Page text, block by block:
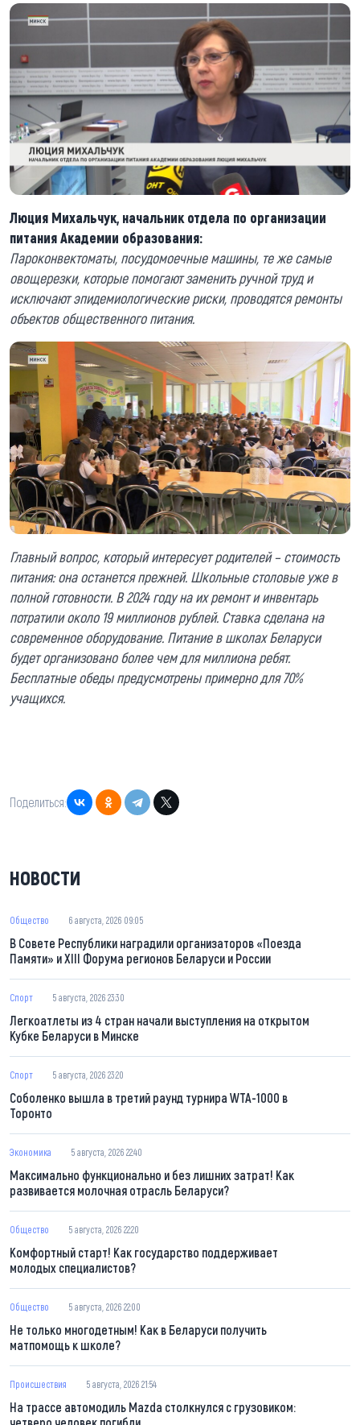
Люция Михальчук, начальник отдела по организации
питания Академии образования:
Пароконвектоматы, посудомоечные машины, те же самые
овощерезки, которые помогают заменить ручной труд и
исключают эпидемиологические риски, проводятся ремонты
объектов общественного питания.
Главный вопрос, который интересует родителей – стоимость
питания: она останется прежней. Школьные столовые уже в
полной готовности. В 2024 году на их ремонт и инвентарь
потратили около 19 миллионов рублей. Ставка сделана на
современное оборудование. Питание в школах Беларуси
будет организовано более чем для миллиона ребят.
Бесплатные обеды предусмотрены примерно для 70%
учащихся.
Поделиться:
НОВОСТИ
Общество 6 августа, 2026 09:05
В Совете Республики наградили организаторов «Поезда
Памяти» и XIII Форума регионов Беларуси и России
Спорт 5 августа, 2026 23:30
Легкоатлеты из 4 стран начали выступления на открытом
Кубке Беларуси в Минске
Спорт 5 августа, 2026 23:20
Соболенко вышла в третий раунд турнира WTA-1000 в
Торонто
Экономика 5 августа, 2026 22:40
Максимально функционально и без лишних затрат! Как
развивается молочная отрасль Беларуси?
Общество 5 августа, 2026 22:20
Комфортный старт! Как государство поддерживает
молодых специалистов?
Общество 5 августа, 2026 22:00
Не только многодетным! Как в Беларуси получить
матпомощь к школе?
Происшествия 5 августа, 2026 21:54
На трассе автомодиль Mazda столкнулся с грузовиком: